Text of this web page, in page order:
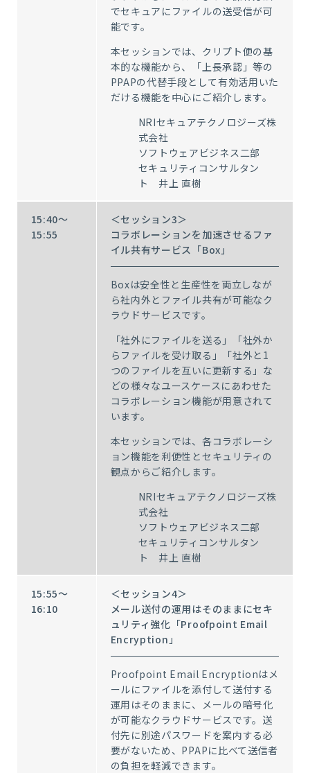
でセキュアにファイルの送受信が可
能です。
本セッションでは、クリプト便の基
本的な機能から、「上長承認」等の
PPAPの代替手段として有効活用いた
だける機能を中心にご紹介します。
NRIセキュアテクノロジーズ株
式会社
ソフトウェアビジネス二部
セキュリティコンサルタン
ト 井上 直樹
15:40～
15:55
＜セッション3＞
コラボレーションを加速させるファ
イル共有サービス「Box」
Boxは安全性と生産性を両立しなが
ら社内外とファイル共有が可能なク
ラウドサービスです。
「社外にファイルを送る」「社外か
らファイルを受け取る」「社外と1
つのファイルを互いに更新する」な
どの様々なユースケースにあわせた
コラボレーション機能が用意されて
います。
本セッションでは、各コラボレーシ
ョン機能を利便性とセキュリティの
観点からご紹介します。
NRIセキュアテクノロジーズ株
式会社
ソフトウェアビジネス二部
セキュリティコンサルタン
ト 井上 直樹
15:55～
16:10
＜セッション4＞
メール送付の運用はそのままにセキ
ュリティ強化「Proofpoint Email
Encryption」
Proofpoint Email Encryptionはメ
ールにファイルを添付して送付する
運用はそのままに、メールの暗号化
が可能なクラウドサービスです。送
付先に別途パスワードを案内する必
要がないため、PPAPに比べて送信者
の負担を軽減できます。